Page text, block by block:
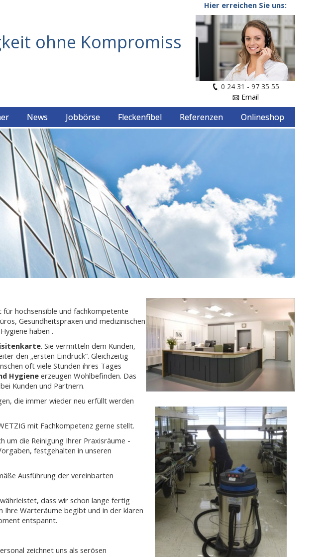
ohne Kompromiss
Hier erreichen Sie uns:
0 24 31 - 97 35 55
Email
News Jobbörse Fleckenfibel Referenzen Onlineshop
für hochsensible und fachkompetente
Gesundheitspraxen und medizinischen
haben .
. Sie vermitteln dem Kunden,
den „ersten Eindruck“. Gleichzeitig
oft viele Stunden ihres Tages
Hygiene erzeugen Wohlbefinden. Das
Kunden und Partnern.
die immer wieder neu erfüllt werden
mit Fachkompetenz gerne stellt.
um die Reinigung Ihrer Praxisräume -
festgehalten in unseren
Ausführung der vereinbarten
dass wir schon lange fertig
Ihre Warteräume begibt und in der klaren
entspannt.
zeichnet uns als serösen